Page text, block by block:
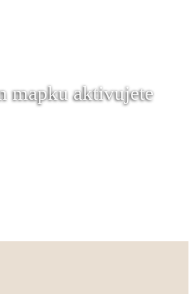
mapku aktivujete